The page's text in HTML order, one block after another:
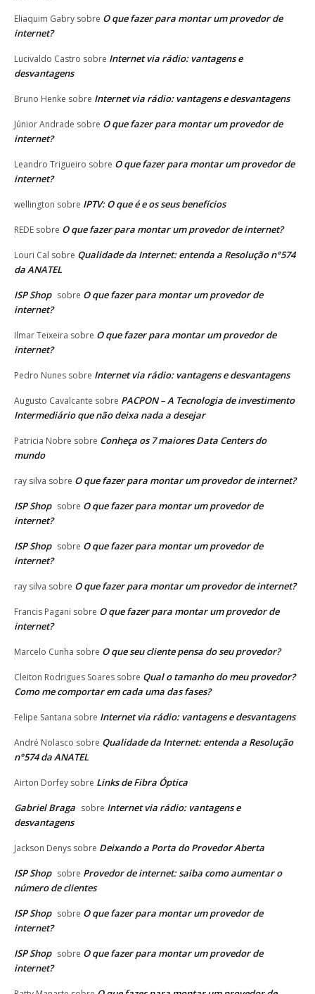
Eliaquim Gabry sobre O que fazer para montar um provedor de
internet?
Lucivaldo Castro sobre Internet via rádio: vantagens e
desvantagens
Bruno Henke sobre Internet via rádio: vantagens e desvantagens
Júnior Andrade sobre O que fazer para montar um provedor de
internet?
Leandro Trigueiro sobre O que fazer para montar um provedor de
internet?
wellington sobre IPTV: O que é e os seus benefícios
REDE sobre O que fazer para montar um provedor de internet?
Louri Cal sobre Qualidade da Internet: entenda a Resolução n°574
da ANATEL
ISP Shop sobre O que fazer para montar um provedor de
internet?
Ilmar Teixeira sobre O que fazer para montar um provedor de
internet?
Pedro Nunes sobre Internet via rádio: vantagens e desvantagens
Augusto Cavalcante sobre PACPON – A Tecnologia de investimento
Intermediário que não deixa nada a desejar
Patricia Nobre sobre Conheça os 7 maiores Data Centers do
mundo
ray silva sobre O que fazer para montar um provedor de internet?
ISP Shop sobre O que fazer para montar um provedor de
internet?
ISP Shop sobre O que fazer para montar um provedor de
internet?
ray silva sobre O que fazer para montar um provedor de internet?
Francis Pagani sobre O que fazer para montar um provedor de
internet?
Marcelo Cunha sobre O que seu cliente pensa do seu provedor?
Cleiton Rodrigues Soares sobre Qual o tamanho do meu provedor?
Como me comportar em cada uma das fases?
Felipe Santana sobre Internet via rádio: vantagens e desvantagens
André Nolasco sobre Qualidade da Internet: entenda a Resolução
n°574 da ANATEL
Airton Dorfey sobre Links de Fibra Óptica
Gabriel Braga sobre Internet via rádio: vantagens e
desvantagens
Jackson Denys sobre Deixando a Porta do Provedor Aberta
ISP Shop sobre Provedor de internet: saiba como aumentar o
número de clientes
ISP Shop sobre O que fazer para montar um provedor de
internet?
ISP Shop sobre O que fazer para montar um provedor de
internet?